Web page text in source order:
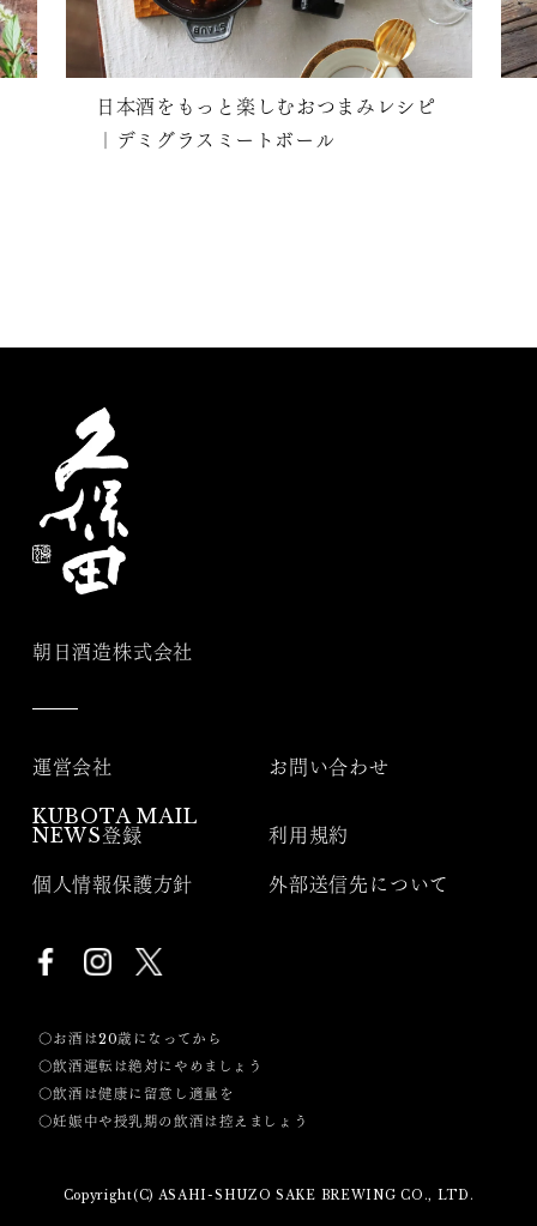
日本酒をもっと楽しむおつまみレシピ
｜デミグラスミートボール
朝日酒造株式会社
運営会社 お問い合わせ
KUBOTA MAIL
NEWS登録
利用規約
個人情報保護方針 外部送信先について
〇お酒は20歳になってから
〇飲酒運転は絶対にやめましょう
〇飲酒は健康に留意し適量を
〇妊娠中や授乳期の飲酒は控えましょう
Copyright(C) ASAHI-SHUZO SAKE BREWING CO., LTD.